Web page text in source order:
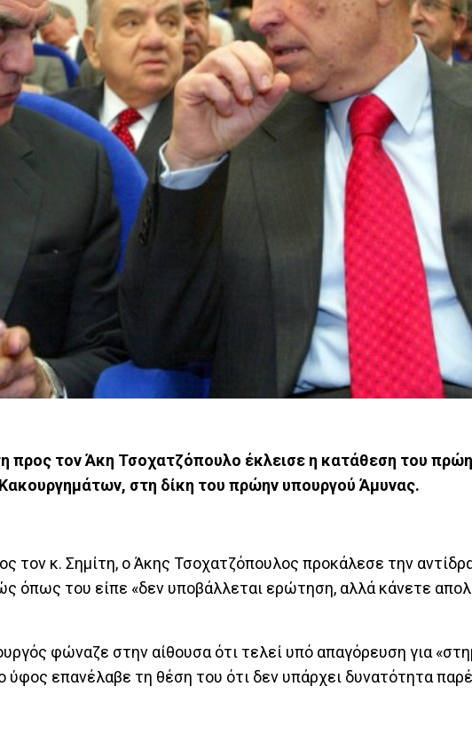
προς τον Άκη Τσοχατζόπουλο έκλεισε η κατάθεση του
στη δίκη του πρώην υπουργού Άμυνας.
τον κ. Σημίτη, ο Άκης Τσοχατζόπουλος προκάλεσε την
όπως του είπε «δεν υποβάλλεται ερώτηση, αλλά κάνετε
φώναζε στην αίθουσα ότι τελεί υπό απαγόρευση για
επανέλαβε τη θέση του ότι δεν υπάρχει δυνατότητα